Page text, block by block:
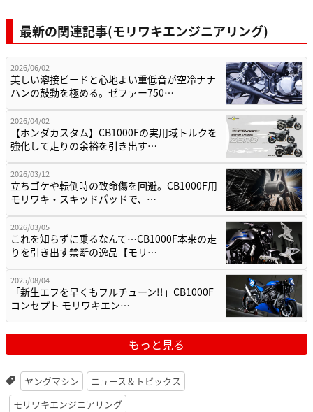
最新の関連記事(モリワキエンジニアリング)
2026/06/02
美しい溶接ビードと心地よい重低音が空冷ナナ
ハンの鼓動を極める。ゼファー750…
2026/04/02
【ホンダカスタム】CB1000Fの実用域トルクを
強化して走りの余裕を引き出す…
2026/03/12
立ちゴケや転倒時の致命傷を回避。CB1000F用
モリワキ・スキッドパッドで、…
2026/03/05
これを知らずに乗るなんて…CB1000F本来の走
りを引き出す禁断の逸品【モリ…
2025/08/04
「新生エフを早くもフルチューン!!」CB1000F
コンセプト モリワキエン…
もっと見る
ヤングマシン
ニュース＆トピックス
モリワキエンジニアリング